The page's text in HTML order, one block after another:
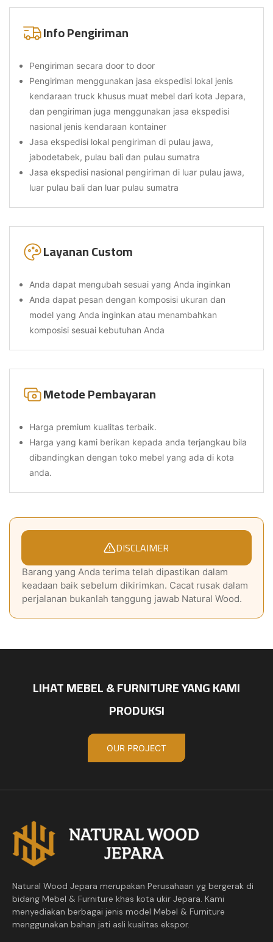
Info Pengiriman
Pengiriman secara door to door
Pengiriman menggunakan jasa ekspedisi lokal jenis
kendaraan truck khusus muat mebel dari kota Jepara,
dan pengiriman juga menggunakan jasa ekspedisi
nasional jenis kendaraan kontainer
Jasa ekspedisi lokal pengiriman di pulau jawa,
jabodetabek, pulau bali dan pulau sumatra
Jasa ekspedisi nasional pengiriman di luar pulau jawa,
luar pulau bali dan luar pulau sumatra
Layanan Custom
Anda dapat mengubah sesuai yang Anda inginkan
Anda dapat pesan dengan komposisi ukuran dan
model yang Anda inginkan atau menambahkan
komposisi sesuai kebutuhan Anda
Metode Pembayaran
Harga premium kualitas terbaik.
Harga yang kami berikan kepada anda terjangkau bila
dibandingkan dengan toko mebel yang ada di kota
anda.
DISCLAIMER
Barang yang Anda terima telah dipastikan dalam
keadaan baik sebelum dikirimkan. Cacat rusak dalam
perjalanan bukanlah tanggung jawab Natural Wood.
LIHAT MEBEL & FURNITURE YANG KAMI
PRODUKSI
OUR PROJECT
Natural Wood Jepara merupakan Perusahaan yg bergerak di
bidang Mebel & Furniture khas kota ukir Jepara. Kami
menyediakan berbagai jenis model Mebel & Furniture
menggunakan bahan jati asli kualitas ekspor.